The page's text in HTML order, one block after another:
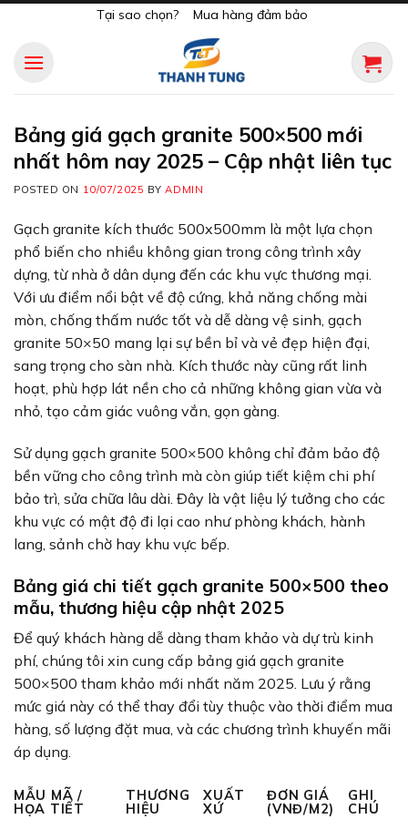
content
Tại sao chọn? Mua hàng đảm bảo
Bảng giá gạch granite 500×500 mới
nhất hôm nay 2025 – Cập nhật liên tục
POSTED ON 10/07/2025 BYADMIN
Gạch granite kích thước 500x500mm là một lựa chọn
phổ biến cho nhiều không gian trong công trình xây
dựng, từ nhà ở dân dụng đến các khu vực thương mại.
Với ưu điểm nổi bật về độ cứng, khả năng chống mài
mòn, chống thấm nước tốt và dễ dàng vệ sinh, gạch
granite 50×50 mang lại sự bền bỉ và vẻ đẹp hiện đại,
sang trọng cho sàn nhà. Kích thước này cũng rất linh
hoạt, phù hợp lát nền cho cả những không gian vừa và
nhỏ, tạo cảm giác vuông vắn, gọn gàng.
Sử dụng gạch granite 500×500 không chỉ đảm bảo độ
bền vững cho công trình mà còn giúp tiết kiệm chi phí
bảo trì, sửa chữa lâu dài. Đây là vật liệu lý tưởng cho các
khu vực có mật độ đi lại cao như phòng khách, hành
lang, sảnh chờ hay khu vực bếp.
Bảng giá chi tiết gạch granite 500×500 theo
mẫu, thương hiệu cập nhật 2025
Để quý khách hàng dễ dàng tham khảo và dự trù kinh
phí, chúng tôi xin cung cấp bảng giá gạch granite
500×500 tham khảo mới nhất năm 2025. Lưu ý rằng
mức giá này có thể thay đổi tùy thuộc vào thời điểm mua
hàng, số lượng đặt mua, và các chương trình khuyến mãi
áp dụng.
MẪU MÃ /
HỌA TIẾT
THƯƠNG
HIỆU
XUẤT
XỨ
ĐƠN GIÁ
(VNĐ/M2)
GHI
CHÚ